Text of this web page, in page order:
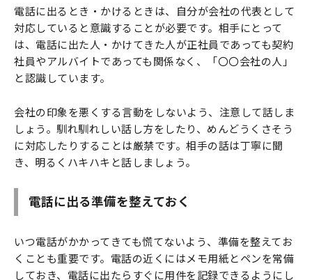
電話に出るとき・かけるときは、自分が会社の代表として
対応していると意識することが必要です。相手にとって
は、電話に出た人・かけてきた人が正社員であっても契約
社員やアルバイトであっても関係なく、「〇〇会社の人」
と認識しています。
会社の印象を悪くする言動をしないよう、注意して話しま
しょう。馴れ馴れしい話し方をしたり、めんどうくさそう
に対応したりすることは厳禁です。相手の話は丁寧に聞
き、明るくハキハキと話しましょう。
電話に出る準備を整えておく
いつ電話がかかってきても慌てないよう、準備を整えてお
くことも重要です。電話の近くにはメモ用紙とペンを常備
しておき、電話に出たらすぐに用件を記録できるようにし